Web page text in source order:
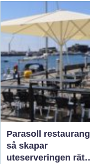
passar stilen i dag och
bär med sig historien.
N&au...
Parasoll restaurang
så skapar
uteserveringen rätt